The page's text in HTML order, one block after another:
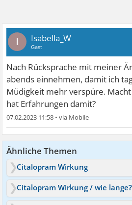
I Isabella_W
Gast
Nach Rücksprache mit meiner
abends einnehmen, damit ich
Müdigkeit mehr verspüre.
hat Erfahrungen damit?
07.02.2023 11:58 •
Ähnliche Themen
Citalopram Wirkung
Citalopram Wirkung / wie lange?